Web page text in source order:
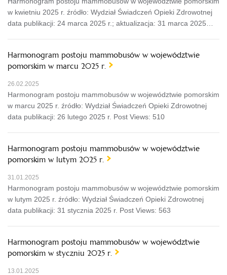
w kwietniu 2025 r. źródło: Wydział Świadczeń Opieki Zdrowotnej
data publikacji: 24 marca 2025 r.; aktualizacja: 31 marca 2025…
Harmonogram postoju mammobusów w województwie
pomorskim w marcu 2025 r.
26.02.2025
Harmonogram postoju mammobusów w województwie pomorskim
w marcu 2025 r. źródło: Wydział Świadczeń Opieki Zdrowotnej
data publikacji: 26 lutego 2025 r. Post Views: 510
Harmonogram postoju mammobusów w województwie
pomorskim w lutym 2025 r.
31.01.2025
Harmonogram postoju mammobusów w województwie pomorskim
w lutym 2025 r. źródło: Wydział Świadczeń Opieki Zdrowotnej
data publikacji: 31 stycznia 2025 r. Post Views: 563
Harmonogram postoju mammobusów w województwie
pomorskim w styczniu 2025 r.
13.01.2025